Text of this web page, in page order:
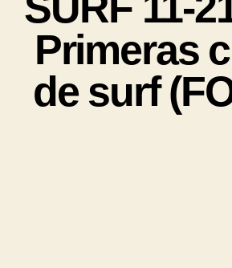
Primeras
de surf